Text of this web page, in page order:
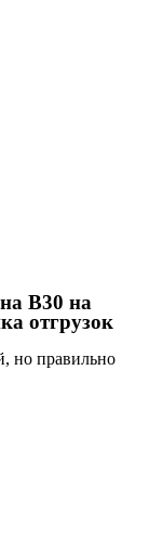
В30 на
отгрузок
но правильно